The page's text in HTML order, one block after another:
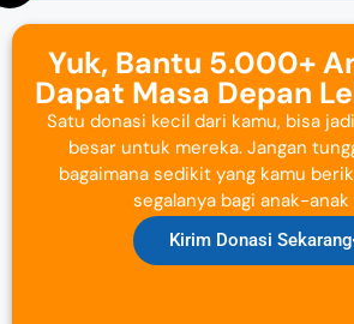
Yuk, Bantu 5.000+
Dapat Masa Depan
Satu donasi kecil dari kamu, bisa
besar untuk mereka. Jangan
bagaimana sedikit yang kamu
segalanya bagi anak-
Kirim Donasi Sekarang